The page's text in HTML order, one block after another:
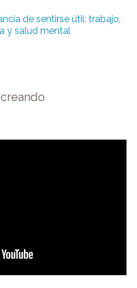
de sentirse útil: trabajo,
y salud mental